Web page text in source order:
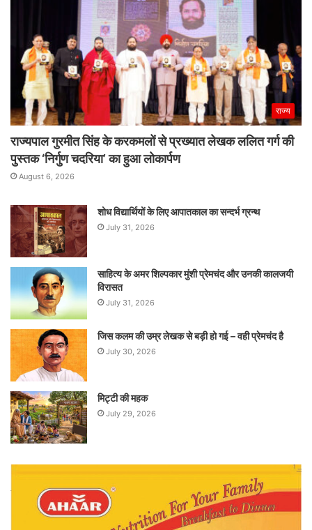
राज्य
राज्यपाल गुरमीत सिंह के करकमलों से प्रख्यात लेखक ललित गर्ग की
पुस्तक ‘निर्गुण चदरिया’ का हुआ लोकार्पण
August 6, 2026
शोध विद्यार्थियों के लिए आपातकाल का सन्दर्भ ग्रन्थ
July 31, 2026
साहित्य के अमर शिल्पकार मुंशी प्रेमचंद और उनकी कालजयी
विरासत
July 31, 2026
जिस कलम की उम्र लेखक से बड़ी हो गई – वही प्रेमचंद है
July 30, 2026
मिट्टी की महक
July 29, 2026